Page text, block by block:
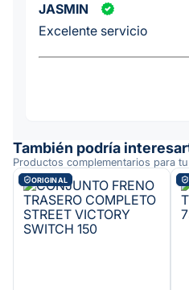
JASMIN
Excelente servicio
También podría
Productos complementarios para
ORIGINAL